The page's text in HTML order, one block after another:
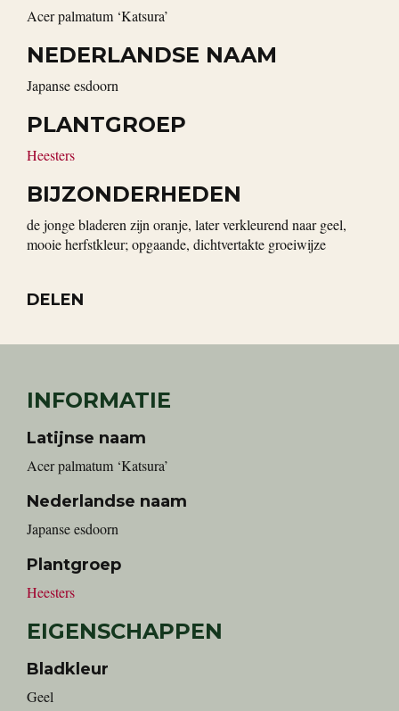
Acer palmatum ‘Katsura’
NEDERLANDSE NAAM
Japanse esdoorn
PLANTGROEP
Heesters
BIJZONDERHEDEN
de jonge bladeren zijn oranje, later verkleurend naar geel,
mooie herfstkleur; opgaande, dichtvertakte groeiwijze
DELEN
INFORMATIE
Latijnse naam
Acer palmatum ‘Katsura’
Nederlandse naam
Japanse esdoorn
Plantgroep
Heesters
EIGENSCHAPPEN
Bladkleur
Geel